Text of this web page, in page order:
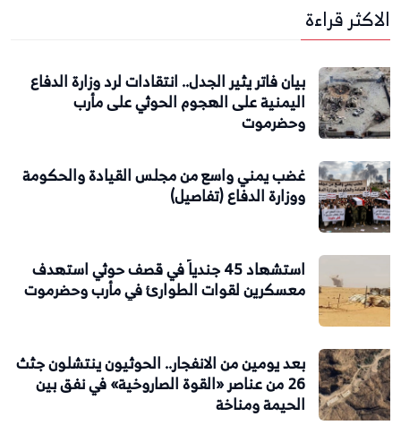
الاكثر قراءة
بيان فاتر يثير الجدل.. انتقادات لرد وزارة الدفاع
اليمنية على الهجوم الحوثي على مأرب
وحضرموت
غضب يمني واسع من مجلس القيادة والحكومة
ووزارة الدفاع (تفاصيل)
استشهاد 45 جندياً في قصف حوثي استهدف
معسكرين لقوات الطوارئ في مأرب وحضرموت
بعد يومين من الانفجار.. الحوثيون ينتشلون جثث
26 من عناصر «القوة الصاروخية» في نفق بين
الحيمة ومناخة